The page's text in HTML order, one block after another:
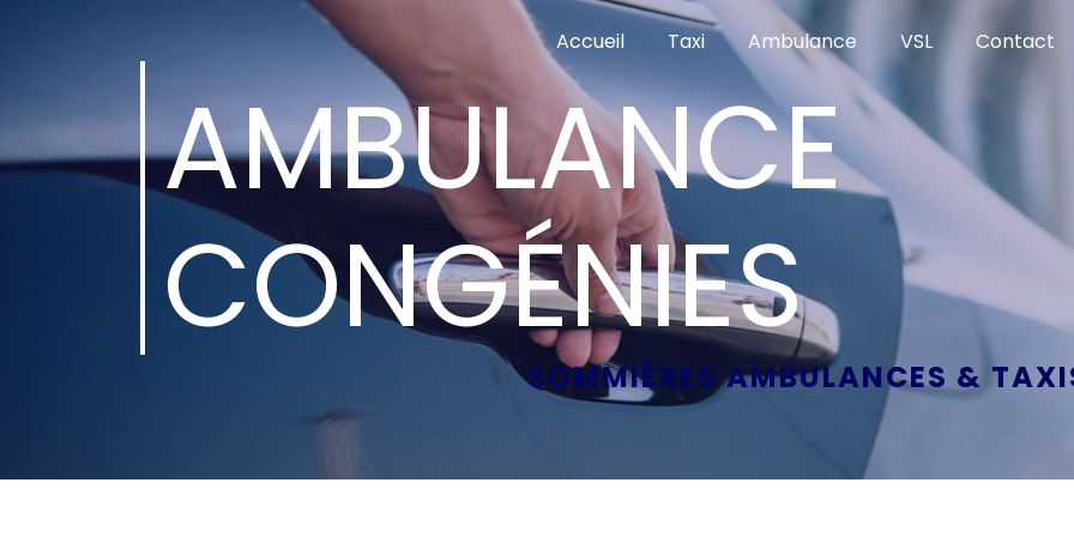
Accueil Taxi Ambulance VSL Contact
AMBULANCE
CONGÉNIES
SOMMIÈRES AMBULANCES &